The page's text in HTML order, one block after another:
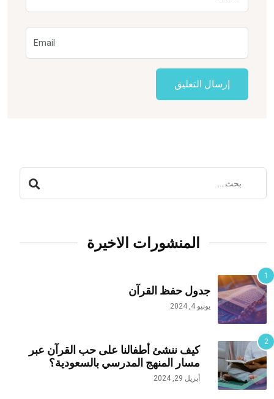
إرسال التعليق
المنشورات الاخيرة
جدول حفظ القرآن
يونيو 4, 2024
كيف ننشئ أطفالنا على حب القرآن عبر
مسار المنهج المدرسي بالسعودية؟
أبريل 29, 2024